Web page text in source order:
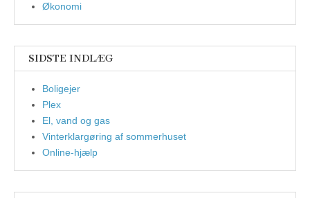
Økonomi
SIDSTE INDLÆG
Boligejer
Plex
El, vand og gas
Vinterklargøring af sommerhuset
Online-hjælp